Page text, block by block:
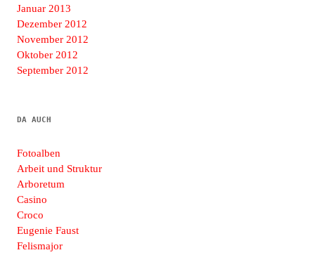
Januar 2013
Dezember 2012
November 2012
Oktober 2012
September 2012
DA AUCH
Fotoalben
Arbeit und Struktur
Arboretum
Casino
Croco
Eugenie Faust
Felismajor